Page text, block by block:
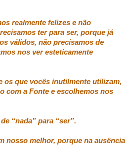
realmente felizes e não
ter para ser, porque já
válidos, não precisamos de
nos ver esteticamente
os que vocês inutilmente utilizam,
com a Fonte e escolhemos nos
“nada” para “ser”.
nosso melhor, porque na ausência